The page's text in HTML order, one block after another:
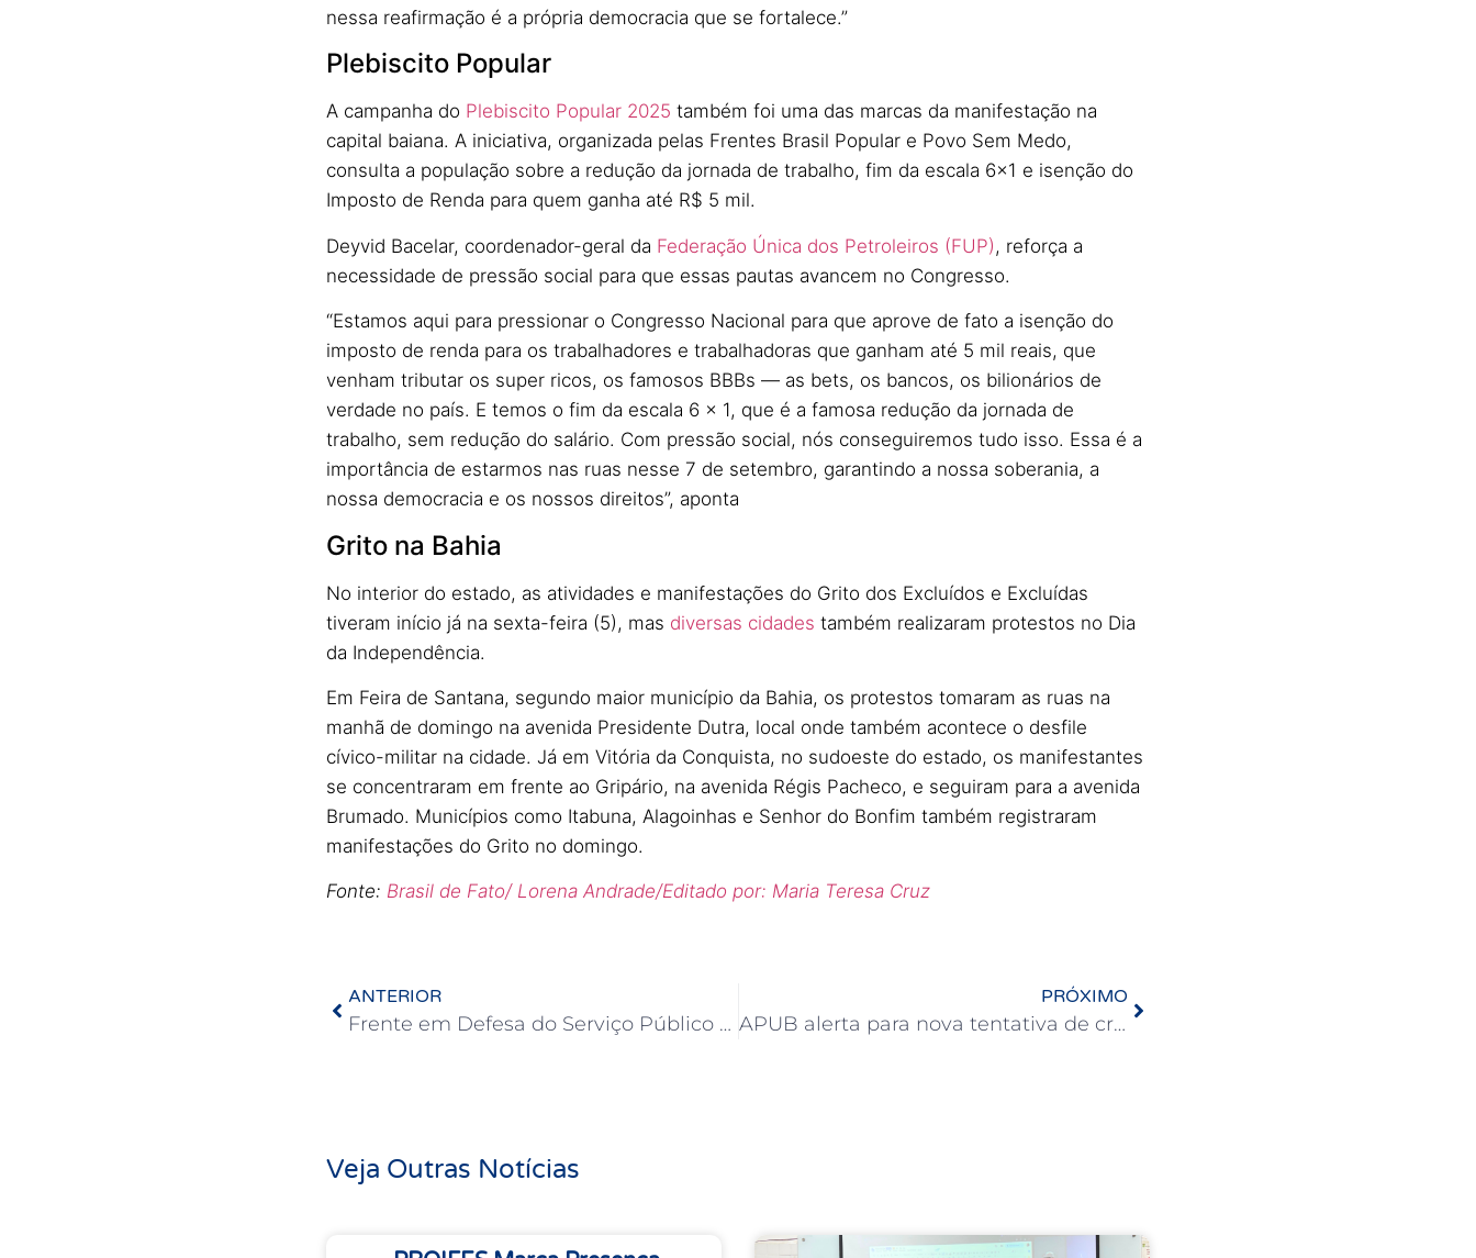
nessa reafirmação é a própria democracia que se fortalece.”
Plebiscito Popular
A campanha do Plebiscito Popular 2025 também foi uma das marcas da manifestação na
capital baiana. A iniciativa, organizada pelas Frentes Brasil Popular e Povo Sem Medo,
consulta a população sobre a redução da jornada de trabalho, fim da escala 6×1 e isenção do
Imposto de Renda para quem ganha até R$ 5 mil.
Deyvid Bacelar, coordenador-geral da Federação Única dos Petroleiros (FUP) , reforça a
necessidade de pressão social para que essas pautas avancem no Congresso.
“Estamos aqui para pressionar o Congresso Nacional para que aprove de fato a isenção do
imposto de renda para os trabalhadores e trabalhadoras que ganham até 5 mil reais, que
venham tributar os super ricos, os famosos BBBs — as bets, os bancos, os bilionários de
verdade no país. E temos o fim da escala 6 x 1, que é a famosa redução da jornada de
trabalho, sem redução do salário. Com pressão social, nós conseguiremos tudo isso. Essa é a
importância de estarmos nas ruas nesse 7 de setembro, garantindo a nossa soberania, a
nossa democracia e os nossos direitos”, aponta
Grito na Bahia
No interior do estado, as atividades e manifestações do Grito dos Excluídos e Excluídas
tiveram início já na sexta-feira (5), mas diversas cidades também realizaram protestos no Dia
da Independência.
Em Feira de Santana, segundo maior município da Bahia, os protestos tomaram as ruas na
manhã de domingo na avenida Presidente Dutra, local onde também acontece o desfile
cívico-militar na cidade. Já em Vitória da Conquista, no sudoeste do estado, os manifestantes
se concentraram em frente ao Gripário, na avenida Régis Pacheco, e seguiram para a avenida
Brumado. Municípios como Itabuna, Alagoinhas e Senhor do Bonfim também registraram
manifestações do Grito no domingo.
Fonte: Brasil de Fato/ Lorena Andrade/Editado por: Maria Teresa Cruz
ANTERIOR
Frente em Defesa do Serviço Público realiza Plenária Nacional contra a Reforma Administrativa
PRÓXIMO
APUB alerta para nova tentativa de crime cibernético contra docentes
Veja Outras Notícias